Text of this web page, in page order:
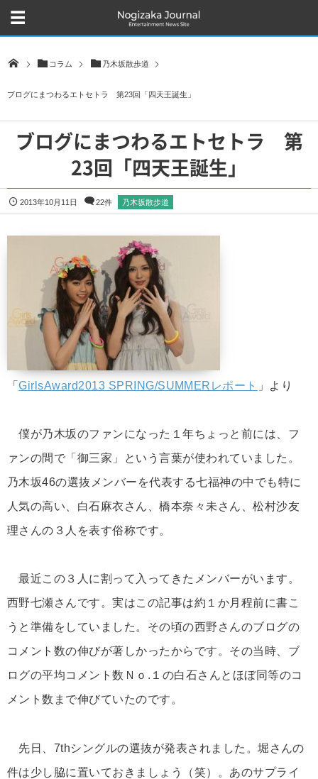
コラム 乃木坂散歩道
ブログにまつわるエトセトラ 第23回「四天王誕生」
ブログにまつわるエトセトラ 第
23回「四天王誕生」
2013年10月11日 22件 乃木坂散歩道
「GirlsAward2013 SPRING/SUMMERレポート 」より
僕が乃木坂のファンになった１年ちょっと前には、フ
ァンの間で「御三家」という言葉が使われていました。
乃木坂46の選抜メンバーを代表する七福神の中でも特に
人気の高い、白石麻衣さん、橋本奈々未さん、松村沙友
理さんの３人を表す俗称です。
最近この３人に割って入ってきたメンバーがいます。
西野七瀬さんです。実はこの記事は約１か月程前に書こ
うと準備をしていました。その頃の西野さんのブログの
コメント数の伸びが著しかったからです。その当時、ブ
ログの平均コメント数Ｎｏ.１の白石さんとほぼ同等のコ
メント数まで伸びていたのです。
先日、7thシングルの選抜が発表されました。堀さんの
件は少し脇に置いておきましょう（笑）。あのサプライ